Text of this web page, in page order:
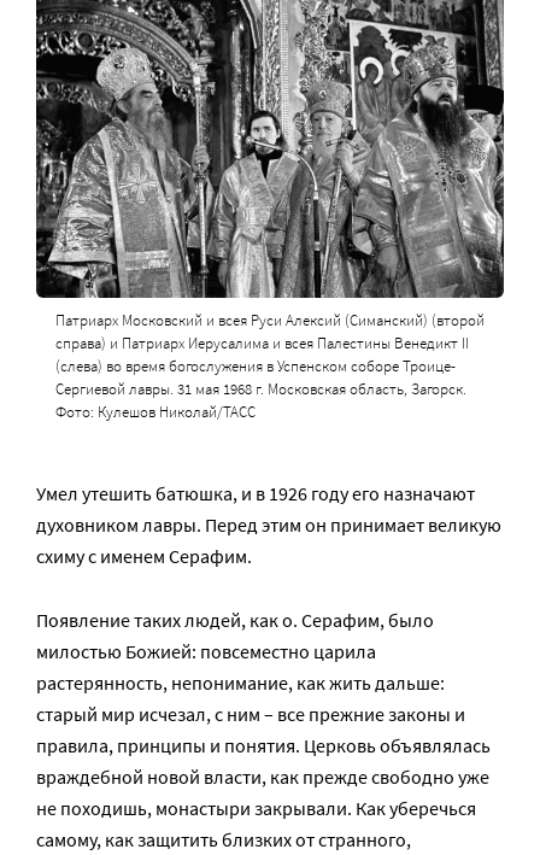
Патриарх Московский и всея Руси Алексий (Симанский) (второй
справа) и Патриарх Иерусалима и всея Палестины Венедикт II
(слева) во время богослужения в Успенском соборе Троице-
Сергиевой лавры. 31 мая 1968 г. Московская область, Загорск.
Фото: Кулешов Николай/ТАСС
Умел утешить батюшка, и в 1926 году его назначают
духовником лавры. Перед этим он принимает великую
схиму с именем Серафим.
Появление таких людей, как о. Серафим, было
милостью Божией: повсеместно царила
растерянность, непонимание, как жить дальше:
старый мир исчезал, с ним – все прежние законы и
правила, принципы и понятия. Церковь объявлялась
враждебной новой власти, как прежде свободно уже
не походишь, монастыри закрывали. Как уберечься
самому, как защитить близких от странного,